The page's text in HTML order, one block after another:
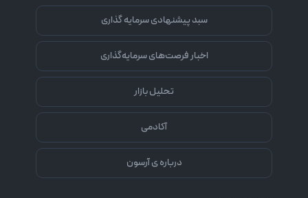
سبد پیشنهادی سرمایه گذاری
اخبار فرصت‌های سرمایه‌گذاری
تحلیل بازار
آکادمی
درباره ی آرسون